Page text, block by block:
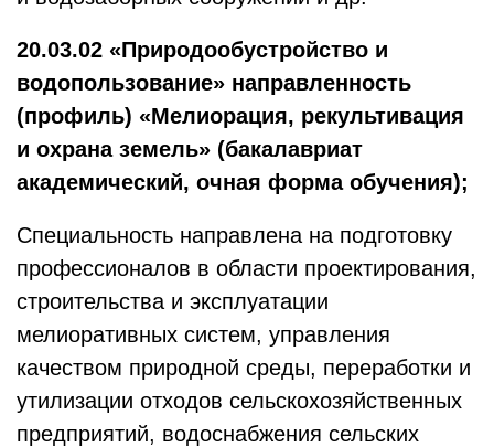
20.03.02 «Природообустройство и
водопользование» направленность
(профиль) «Мелиорация, рекультивация
и охрана земель» (бакалавриат
академический, очная форма обучения);
Специальность направлена на подготовку
профессионалов в области проектирования,
строительства и эксплуатации
мелиоративных систем, управления
качеством природной среды, переработки и
утилизации отходов сельскохозяйственных
предприятий, водоснабжения сельских